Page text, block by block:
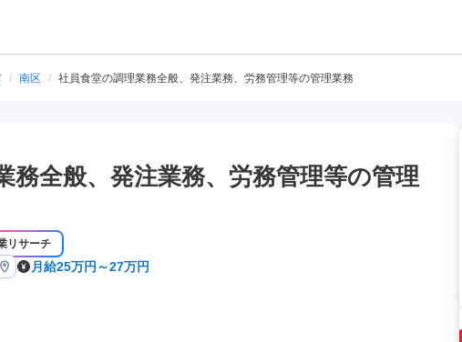
/ 南区 / 社員食堂の調理業務全般、発注業務、労務管理等の管理業務
務全般、発注業務、労務管理等の管理
リサーチ
月給25万円～27万円